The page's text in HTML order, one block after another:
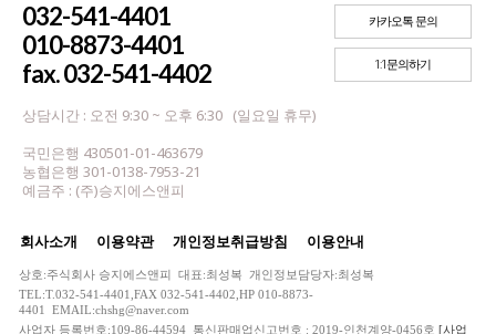
032-541-4401
010-8873-4401
fax. 032-541-4402
상담시간 : 오전 9:30 ~ 오후 6:30 (일요일 휴무)
국민은행 430501-01-463679
농협은행 301-0138-7953-21
예금주 : (주)승지에스앤피
카카오톡 문의
1:1문의하기
회사소개 이용약관 개인정보취급방침 이용안내
상호:주식회사 승지에스앤피 대표:최성복 개인정보담당자:최성복
TEL:T.032-541-4401,FAX 032-541-4402,HP 010-8873-
4401 EMAIL:chshg@naver.com
사업자 등록번호:109-86-44594 통신판매업신고번호 : 2019-인천계양-0456호 [사업